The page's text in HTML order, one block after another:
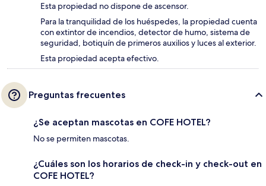
Esta propiedad no dispone de ascensor.
Para la tranquilidad de los huéspedes, la propiedad cuenta
con extintor de incendios, detector de humo, sistema de
seguridad, botiquín de primeros auxilios y luces al exterior.
Esta propiedad acepta efectivo.
Preguntas frecuentes
¿Se aceptan mascotas en COFE HOTEL?
No se permiten mascotas.
¿Cuáles son los horarios de check-in y check-out en
COFE HOTEL?